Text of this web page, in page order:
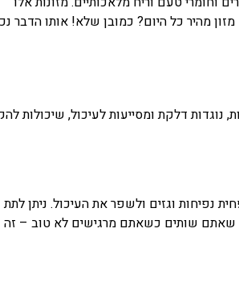
מהיר כל היום? כמובן שלא! אותו הדבר
דלקת ומסייעות לעיכול, שיכולות
נפיחות וגזים ולשפר את העיכול. ניתן לתת
שאתם שותים כשאתם מרגישים לא טוב – זה